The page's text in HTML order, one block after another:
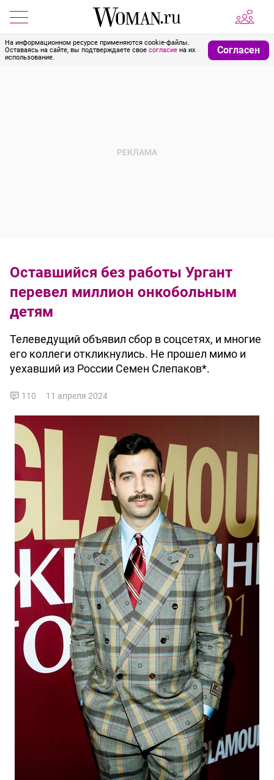
На информационном ресурсе применяются cookie-файлы.
Оставаясь на сайте, вы подтверждаете свое согласие на их
использование.
Согласен
Оставшийся без работы Ургант
перевел миллион онкобольным
детям
Телеведущий объявил сбор в соцсетях, и многие
его коллеги откликнулись. Не прошел мимо и
уехавший из России Семен Слепаков*.
110 11 апреля 2024